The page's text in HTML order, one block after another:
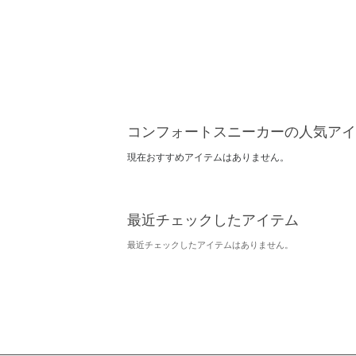
コンフォートスニーカーの人気ア
現在おすすめアイテムはありません。
最近チェックしたアイテム
最近チェックしたアイテムはありません。